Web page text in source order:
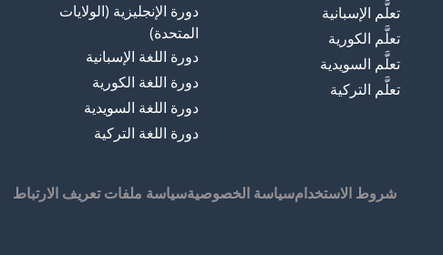
تعلَّم الإسبانية
تعلَّم الكورية
تعلَّم السويدية
تعلَّم التركية
دورة الإنجليزية (الولايات
المتحدة)
دورة اللغة الإسبانية
دورة اللغة الكورية
دورة اللغة السويدية
دورة اللغة التركية
شروط الاستخدامسياسة الخصوصيةسياسة ملفات تعريف الارتباط